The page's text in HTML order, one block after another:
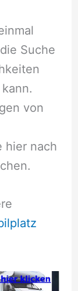
Suche
von
hier nach